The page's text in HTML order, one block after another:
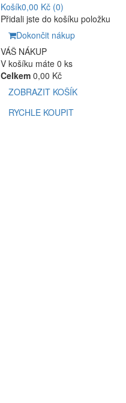
Košík0,00 Kč (0)
Přidali jste do košíku položku
Dokončit nákup
VÁŠ NÁKUP
V košíku máte 0 ks
Celkem 0,00 Kč
ZOBRAZIT KOŠÍK
RYCHLE KOUPIT